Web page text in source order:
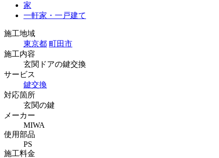
家
一軒家・一戸建て
施工地域
東京都 町田市
施工内容
玄関ドアの鍵交換
サービス
鍵交換
対応箇所
玄関の鍵
メーカー
MIWA
使用部品
PS
施工料金